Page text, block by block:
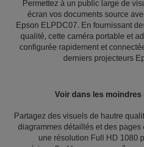
Permettez à un public large de
écran vos documents source
Epson ELPDC07. En fournissant
qualité, cette caméra portable et
configurée rapidement et
derniers projecteurs
Voir dans les moindres
Partagez des visuels de hautre
diagrammes détaillés et des pages
une résolution Full HD 1080